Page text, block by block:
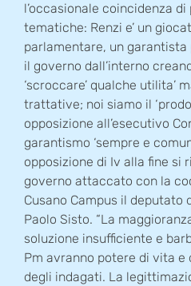
l’occasionale coincidenza
tematiche: Renzi e’ un
parlamentare, un
il governo dall’interno
‘scroccare’ qualche utilita’
trattative; noi siamo il
opposizione all’esecutivo
garantismo ‘sempre e
opposizione di Iv alla fine si
governo attaccato con la
Cusano Campus il deputato
Paolo Sisto. “La
soluzione insufficiente e
Pm avranno potere di vita e
degli indagati. La